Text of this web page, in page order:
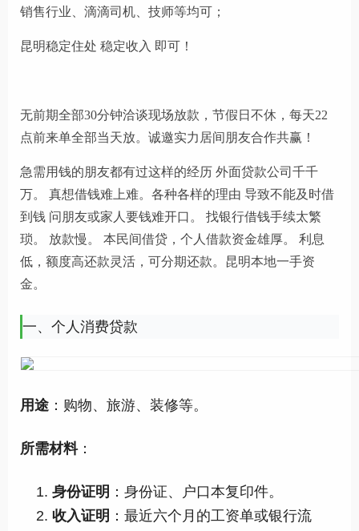
销售行业、滴滴司机、技师等均可；
昆明稳定住处 稳定收入 即可！
无前期全部30分钟洽谈现场放款，节假日不休，每天22
点前来单全部当天放。诚邀实力居间朋友合作共赢！
急需用钱的朋友都有过这样的经历 外面贷款公司千千
万。 真想借钱难上难。各种各样的理由 导致不能及时借
到钱 问朋友或家人要钱难开口。 找银行借钱手续太繁
琐。 放款慢。 本民间借贷，个人借款资金雄厚。 利息
低，额度高还款灵活，可分期还款。昆明本地一手资
金。
一、个人消费贷款
用途 ：购物、旅游、装修等。
所需材料：
身份证明 ：身份证、户口本复印件。
收入证明 ：最近六个月的工资单或银行流